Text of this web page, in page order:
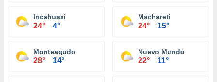
Incahuasi
24° 4°
Machareti
24° 15°
Monteagudo
28° 14°
Nuevo Mundo
22° 11°